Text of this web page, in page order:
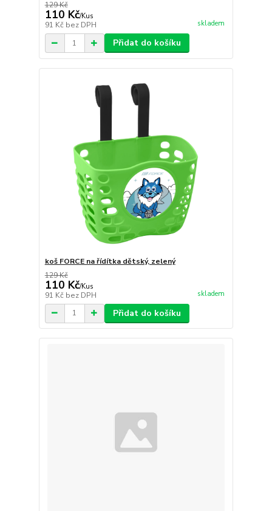
129 Kč
110 Kč/Kus
91 Kč bez DPH skladem
Přidat do košíku
koš FORCE na řídítka dětský, zelený
129 Kč
110 Kč/Kus
91 Kč bez DPH skladem
Přidat do košíku